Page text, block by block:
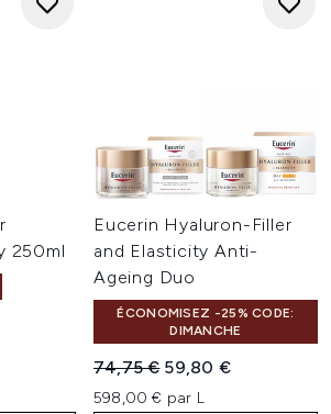
250ml
Eucerin Hyaluron-Filler
and Elasticity Anti-
Ageing Duo
ÉCONOMISEZ -25% CODE:
DIMANCHE
Prix de vente :
74,75 € Prix ​​actuel :
59,80 €
598,00 € par L